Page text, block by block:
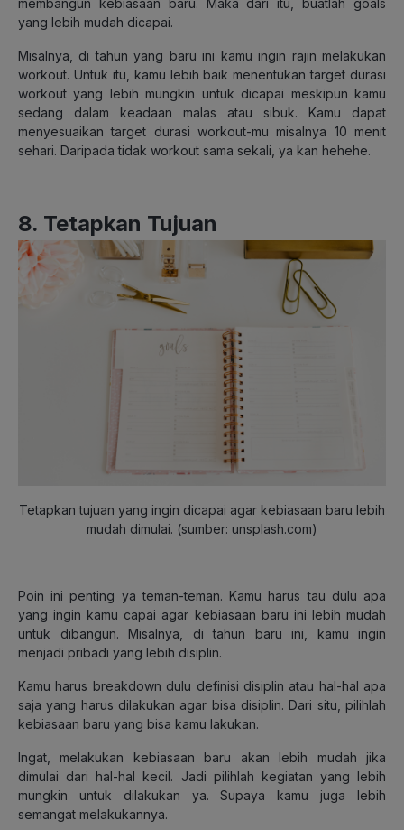
yang lebih mudah dicapai.
Misalnya, di tahun yang baru ini kamu ingin rajin melakukan
workout. Untuk itu, kamu lebih baik menentukan target durasi
workout yang lebih mungkin untuk dicapai meskipun kamu
sedang dalam keadaan malas atau sibuk. Kamu dapat
menyesuaikan target durasi workout-mu misalnya 10 menit
sehari. Daripada tidak workout sama sekali, ya kan hehehe.
8. Tetapkan Tujuan
Tetapkan tujuan yang ingin dicapai agar kebiasaan baru lebih
mudah dimulai. (sumber: unsplash.com)
Poin ini penting ya teman-teman. Kamu harus tau dulu apa
yang ingin kamu capai agar kebiasaan baru ini lebih mudah
untuk dibangun. Misalnya, di tahun baru ini, kamu ingin
menjadi pribadi yang lebih disiplin.
Kamu harus breakdown dulu definisi disiplin atau hal-hal apa
saja yang harus dilakukan agar bisa disiplin. Dari situ, pilihlah
kebiasaan baru yang bisa kamu lakukan.
Ingat, melakukan kebiasaan baru akan lebih mudah jika
dimulai dari hal-hal kecil. Jadi pilihlah kegiatan yang lebih
mungkin untuk dilakukan ya. Supaya kamu juga lebih
semangat melakukannya.